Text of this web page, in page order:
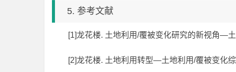
5. 参考文献
[1]龙花楼. 土地利用/覆被变化研究的新视角—
[2]龙花楼. 土地利用转型—土地利用/覆被变化